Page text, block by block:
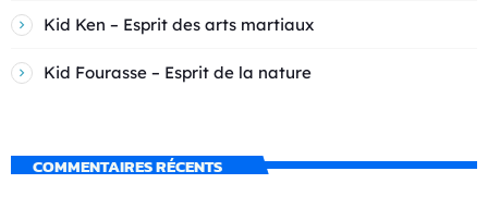
Kid Ken – Esprit des arts martiaux
Kid Fourasse – Esprit de la nature
COMMENTAIRES RÉCENTS